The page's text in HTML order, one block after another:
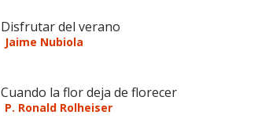
Disfrutar del verano
Jaime Nubiola
Cuando la flor deja de florecer
P. Ronald Rolheiser